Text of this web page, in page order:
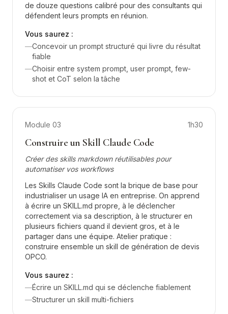
de douze questions calibré pour des consultants qui
défendent leurs prompts en réunion.
Vous saurez :
—Concevoir un prompt structuré qui livre du résultat
fiable
—Choisir entre system prompt, user prompt, few-
shot et CoT selon la tâche
Module 03 1h30
Construire un Skill Claude Code
Créer des skills markdown réutilisables pour
automatiser vos workflows
Les Skills Claude Code sont la brique de base pour
industrialiser un usage IA en entreprise. On apprend
à écrire un SKILL.md propre, à le déclencher
correctement via sa description, à le structurer en
plusieurs fichiers quand il devient gros, et à le
partager dans une équipe. Atelier pratique :
construire ensemble un skill de génération de devis
OPCO.
Vous saurez :
—Écrire un SKILL.md qui se déclenche fiablement
—Structurer un skill multi-fichiers